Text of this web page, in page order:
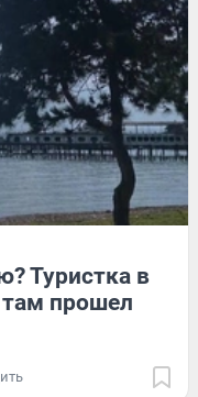
Туристка в
там прошел